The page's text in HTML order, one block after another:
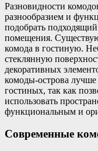
Разновидности
разнообразием и
подобрать
помещения.
комода в гостиную.
стеклянную
декоративных
комоды-острова лучше
гостиных, так как
использовать
функциональным и
Современные